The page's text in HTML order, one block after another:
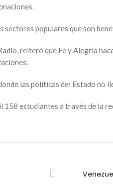
populares que son
reiteró que Fe y Alegría
las políticas del Estado no
estudiantes a través de la